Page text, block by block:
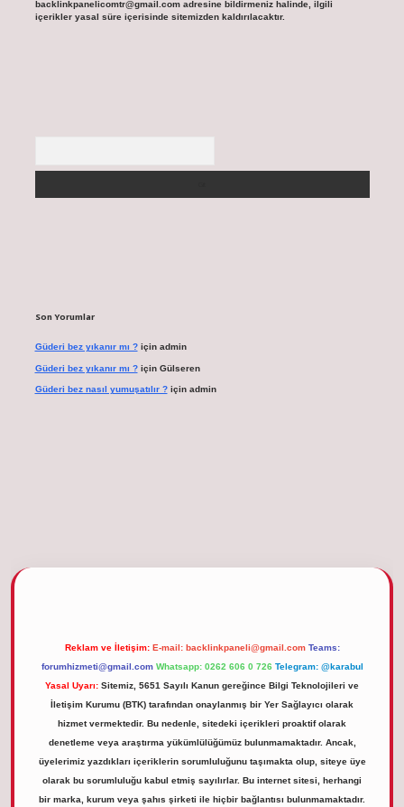
backlinkpanelicomtr@gmail.comadresine bildirmeniz halinde, ilgili
içerikler yasal süre içerisinde sitemizden kaldırılacaktır.
Son Yorumlar
Güderi bez yıkanır mı ?için admin
Güderi bez yıkanır mı ?için Gülseren
Güderi bez nasıl yumuşatılır ?için admin
Reklam ve İletişim: E-mail: backlinkpaneli@gmail.com Teams:
forumhizmeti@gmail.com Whatsapp: 0262 606 0 726 Telegram: @karabul
Yasal Uyarı: Sitemiz, 5651 Sayılı Kanun gereğince Bilgi Teknolojileri ve
İletişim Kurumu (BTK) tarafından onaylanmış bir Yer Sağlayıcı olarak
hizmet vermektedir. Bu nedenle, sitedeki içerikleri proaktif olarak
denetleme veya araştırma yükümlülüğümüz bulunmamaktadır. Ancak,
üyelerimiz yazdıkları içeriklerin sorumluluğunu taşımakta olup, siteye üye
olarak bu sorumluluğu kabul etmiş sayılırlar. Bu internet sitesi, herhangi
bir marka, kurum veya şahıs şirketi ile hiçbir bağlantısı bulunmamaktadır.